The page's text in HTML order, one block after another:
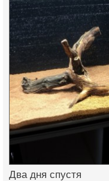
Два дня спустя